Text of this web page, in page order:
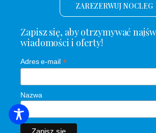
WYSZUKIWANIE
ZAREZERWUJ NOCLEG
Zapisz się, aby otrzymywać
wiadomości i oferty!
Adres e-mail *
Nazwa